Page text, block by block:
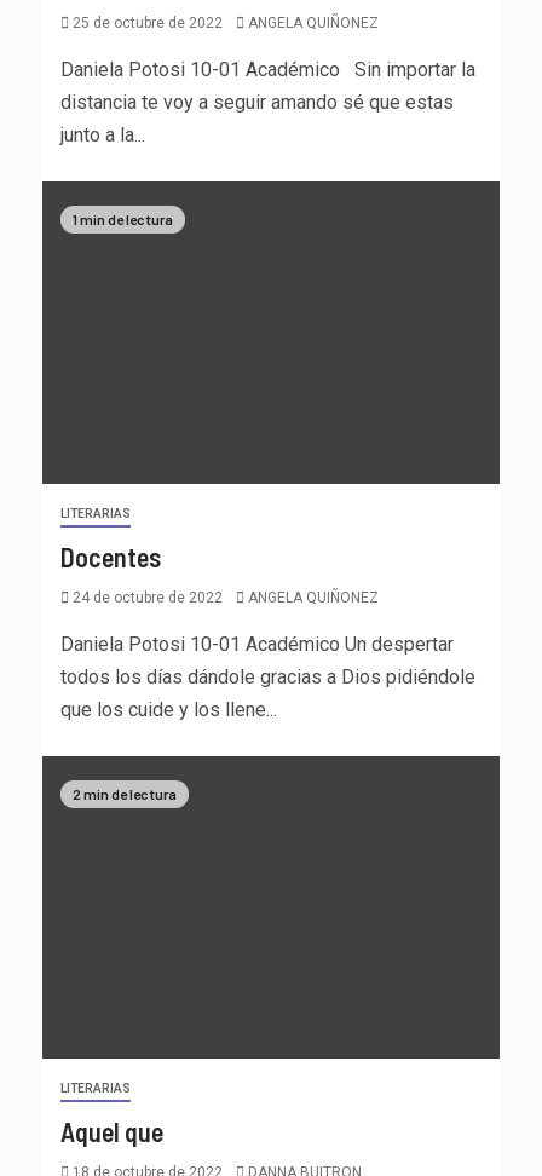
25 de octubre de 2022 ANGELA QUIÑONEZ
Daniela Potosi 10-01 Académico Sin importar la
distancia te voy a seguir amando sé que estas
junto a la...
1 min de lectura
LITERARIAS
Docentes
24 de octubre de 2022 ANGELA QUIÑONEZ
Daniela Potosi 10-01 Académico Un despertar
todos los días dándole gracias a Dios pidiéndole
que los cuide y los llene...
2 min de lectura
LITERARIAS
Aquel que